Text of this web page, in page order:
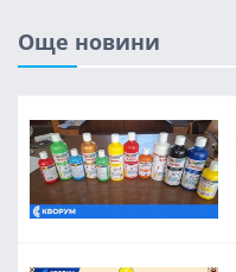
Още новини